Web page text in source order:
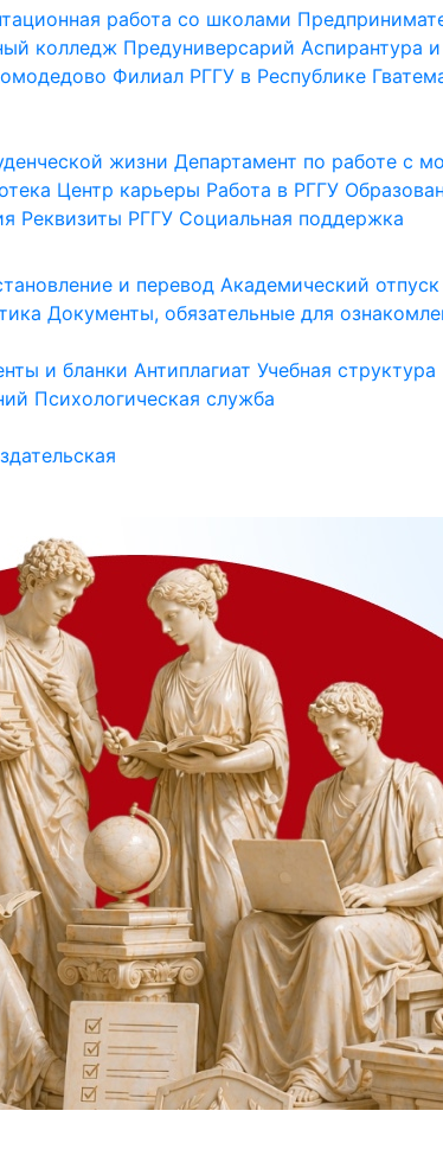
работа со школами
колледж Предуниверсарий Аспирантура
Филиал РГГУ в Республике
жизни Департамент по работе с
Центр карьеры Работа в РГГУ
Реквизиты РГГУ Социальная поддержка
и перевод Академический отпуск
Документы, обязательные для
и бланки Антиплагиат Учебная структура
Психологическая служба